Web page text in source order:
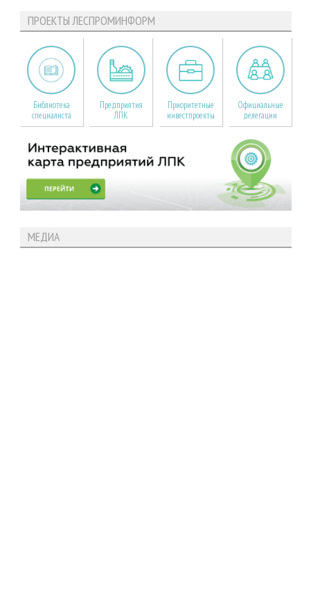
ПРОЕКТЫ ЛЕСПРОМИНФОРМ
Библиотека
специалиста
Предприятия
ЛПК
Приоритетные
инвестпроекты
Официальные
делегации
МЕДИА